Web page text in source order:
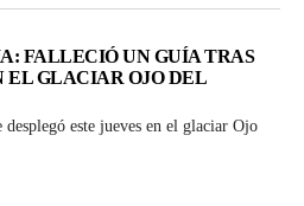
FALLECIÓ UN GUÍA TRAS
EL GLACIAR OJO DEL
este jueves en el glaciar Ojo